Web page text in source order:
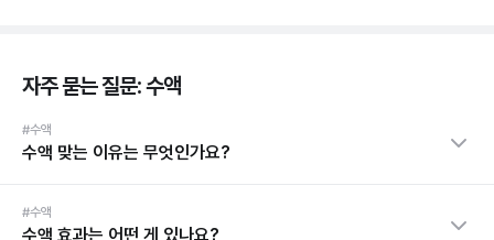
자주 묻는 질문: 수액
#수액
수액 맞는 이유는 무엇인가요?
#수액
수액 효과는 어떤 게 있나요?